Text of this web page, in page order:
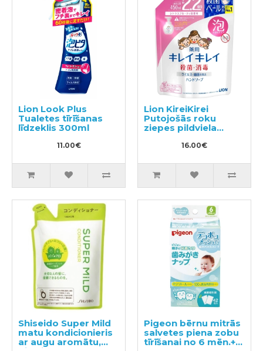
Lion Look Plus
Tualetes tīrīšanas
līdzeklis 300ml
11.00€
Lion KireiKirei
Putojošās roku
ziepes pildviela
16.00€
Shiseido Super Mild
matu kondicionieris
ar augu aromātu,
Pigeon bērnu mitrās
salvetes piena zobu
tīrīšanai no 6 mēn.+